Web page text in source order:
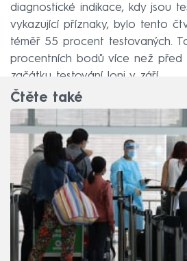
diagnostické indikace, kdy jsou
vykazující příznaky, bylo tento
téměř 55 procent testovaných.
procentních bodů více než
začátku testování loni v září.
Čtěte také